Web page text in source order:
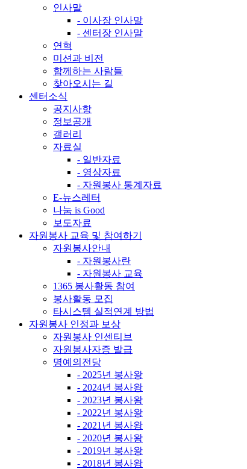
인사말
- 이사장 인사말
- 센터장 인사말
연혁
미션과 비전
함께하는 사람들
찾아오시는 길
센터소식
공지사항
정보공개
갤러리
자료실
- 일반자료
- 영상자료
- 자원봉사 통계자료
E-뉴스레터
나눔 is Good
보도자료
자원봉사 교육 및 참여하기
자원봉사안내
- 자원봉사란
- 자원봉사 교육
1365 봉사활동 참여
봉사활동 모집
타시스템 실적연계 방법
자원봉사 인정과 보상
자원봉사 인센티브
자원봉사자증 발급
명예의전당
- 2025년 봉사왕
- 2024년 봉사왕
- 2023년 봉사왕
- 2022년 봉사왕
- 2021년 봉사왕
- 2020년 봉사왕
- 2019년 봉사왕
- 2018년 봉사왕